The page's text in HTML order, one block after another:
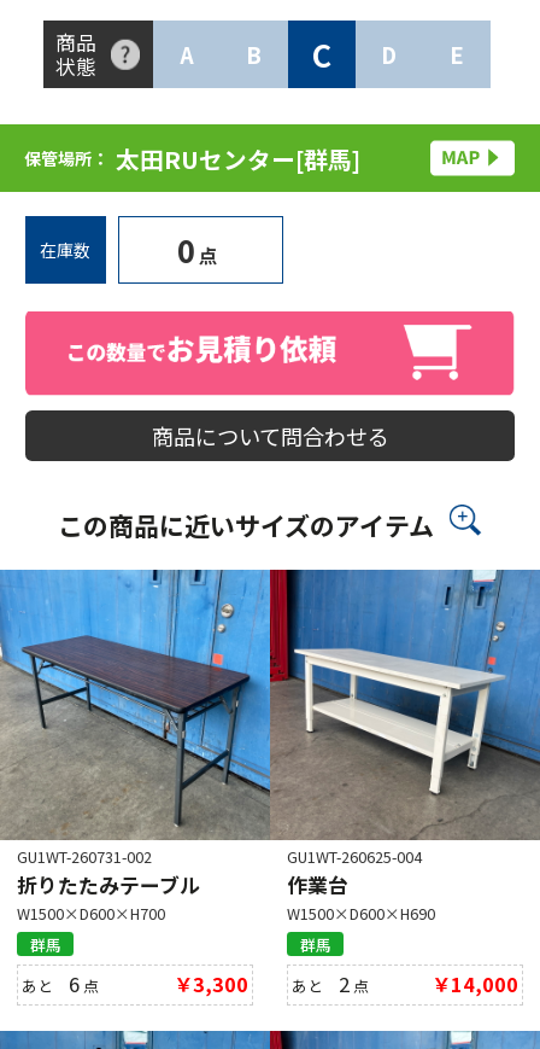
商品
状態
A B C D E
保管場所： 太田RUセンター[群馬]
在庫数 0 点
商品について問合わせる
この商品に近いサイズのアイテム
GU1WT-260731-002
折りたたみテーブル
W1500×D600×H700
群馬
あと 6 点 ￥3,300
GU1WT-260625-004
作業台
W1500×D600×H690
群馬
あと 2 点 ￥14,000